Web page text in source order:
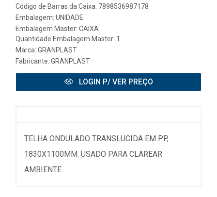
Código de Barras da Caixa: 7898536987178
Embalagem: UNIDADE
Embalagem Master: CAIXA
Quantidade Embalagem Master: 1
Marca: GRANPLAST
Fabricante: GRANPLAST
LOGIN P/ VER PREÇO
TELHA ONDULADO TRANSLUCIDA EM PP,
1830X1100MM. USADO PARA CLAREAR
AMBIENTE.